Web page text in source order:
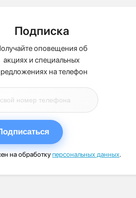
Подписка
оповещения об
акциях и специальных
на телефон
на обработкуперсональных данных.